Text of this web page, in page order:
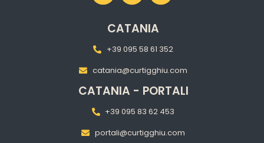
CATANIA
+39 095 58 61 352
catania@curtigghiu.com
CATANIA - PORTALI
+39 095 83 62 453
portali@curtigghiu.com